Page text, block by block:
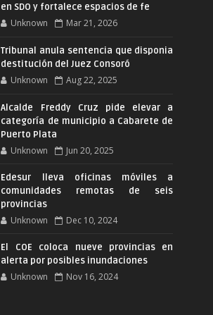
en SDO y fortalece espacios de fe
Unknown Mar 21, 2026
Tribunal anula sentencia que disponia
destitución del Juez Consoró
Unknown Aug 22, 2025
Alcalde Freddy Cruz pide elevar a
categoría de municipio a Cabarete de
Puerto Plata
Unknown Jun 20, 2025
Edesur lleva oficinas móviles a
comunidades remotas de seis
provincias
Unknown Dec 10, 2024
El COE coloca nueve provincias en
alerta por posibles inundaciones
Unknown Nov 16, 2024